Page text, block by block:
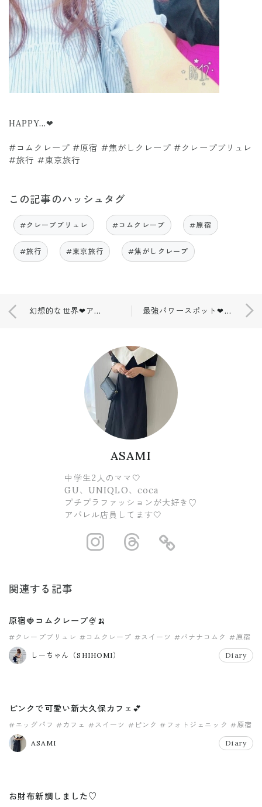
HAPPY…❤
#コムクレープ #原宿 #焦がしクレープ #クレープブリュレ
#旅行 #東京旅行
この記事のハッシュタグ
#クレープブリュレ #コムクレープ #原宿
#旅行 #東京旅行 #焦がしクレープ
幻想的な世界❤アートアクアリウム🐠 最強パワースポット❤明治神宮
ASAMI
中学生2人のママ🤍
GU、UNIQLO、coca
プチプラファッションが大好き♡
アパレル店員してます🤍
https://https://
関連する記事
原宿🍓コムクレープ🍨🍌
#クレープブリュレ #コムクレープ #スイーツ #バナナコムク #原宿
#癒し
しーちゃん（SHIHOMI）
Diary
ピンクで可愛い新大久保カフェ💕
#エッグパフ #カフェ #スイーツ #ピンク #フォトジェニック #原宿
ASAMI Diary
お財布新調しました♡